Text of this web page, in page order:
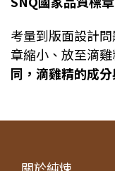
考量到版面設計
章縮小、放至滴
同，滴雞精的成